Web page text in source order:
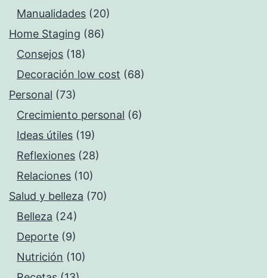
Manualidades (20)
Home Staging (86)
Consejos (18)
Decoración low cost (68)
Personal (73)
Crecimiento personal (6)
Ideas útiles (19)
Reflexiones (28)
Relaciones (10)
Salud y belleza (70)
Belleza (24)
Deporte (9)
Nutrición (10)